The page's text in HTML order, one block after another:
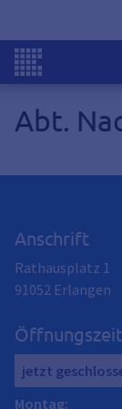
Abt.
Anschrift
Rathausplatz 1
91052 Erlangen
jetzt
Montag: